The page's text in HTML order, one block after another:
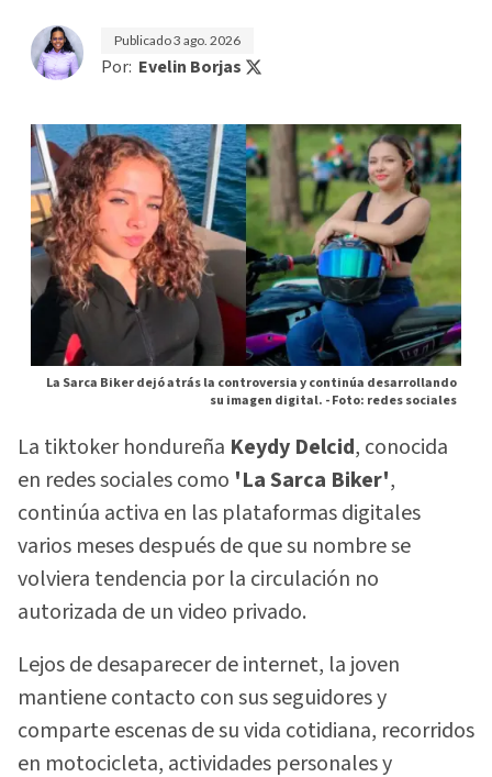
Publicado3 ago. 2026
Por: Evelin Borjas
La Sarca Biker dejó atrás la controversia y continúa desarrollando
su imagen digital. -Foto: redes sociales
La tiktoker hondureña Keydy Delcid, conocida
en redes sociales como 'La Sarca Biker',
continúa activa en las plataformas digitales
varios meses después de que su nombre se
volviera tendencia por la circulación no
autorizada de un video privado.
Lejos de desaparecer de internet, la joven
mantiene contacto con sus seguidores y
comparte escenas de su vida cotidiana, recorridos
en motocicleta, actividades personales y